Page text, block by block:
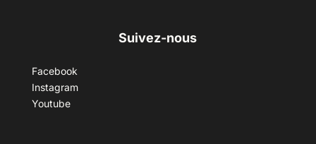
Suivez-nous
Facebook
Instagram
Youtube